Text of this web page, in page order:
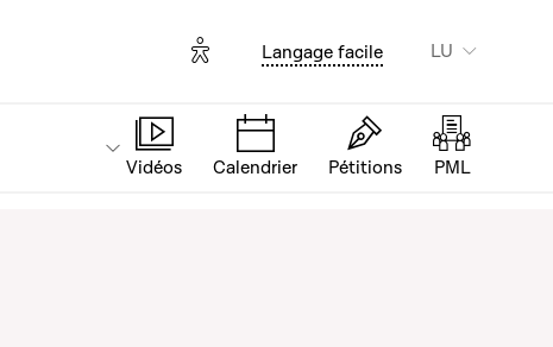
Options d'accessibilité
Langage facile LU
Vidéos Calendrier Pétitions PML